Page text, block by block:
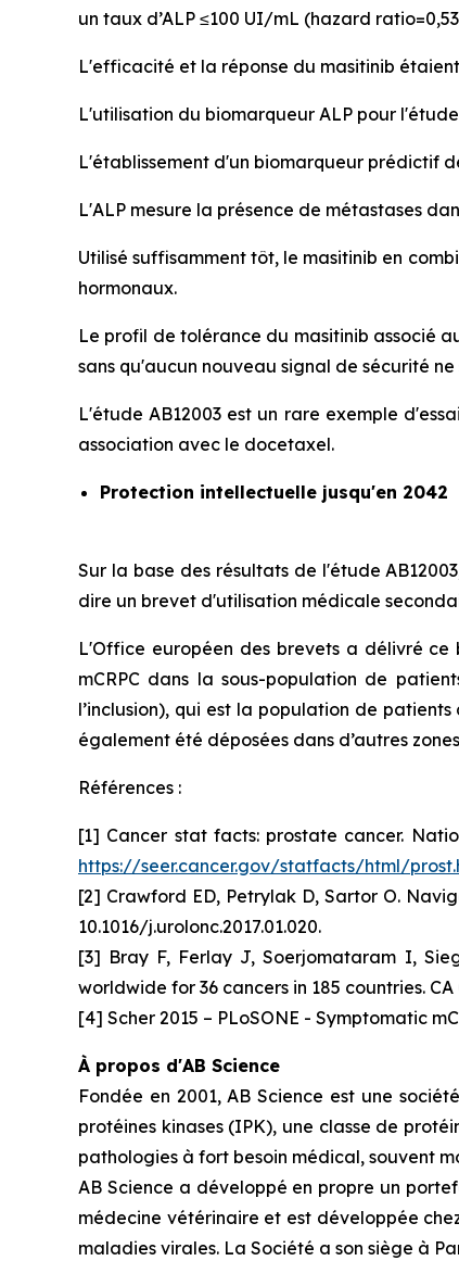
un taux d’ALP ≤100 UI/mL (hazard
L'efficacité et la réponse du masitinib
L'utilisation du biomarqueur ALP pour
L'établissement d'un biomarqueur prédictif
L'ALP mesure la présence de métastases
Utilisé suffisamment tôt, le masitinib en
hormonaux.
Le profil de tolérance du masitinib associé
sans qu'aucun nouveau signal de sécurité ne
L'étude AB12003 est un rare exemple
association avec le docetaxel.
Protection intellectuelle jusqu'en 2042
Sur la base des résultats de l'étude
dire un brevet d'utilisation médicale
L'Office européen des brevets a délivré ce
mCRPC dans la sous-population de
l’inclusion), qui est la population de
également été déposées dans d’autres
Références :
[1] Cancer stat facts: prostate cancer.
https://seer.cancer.gov/statfacts/html/
[2] Crawford ED, Petrylak D, Sartor O.
10.1016/j.urolonc.2017.01.020.
[3] Bray F, Ferlay J, Soerjomataram I,
worldwide for 36 cancers in 185 countries.
[4] Scher 2015 – PLoSONE - Symptomatic
À propos d'AB Science
Fondée en 2001, AB Science est une
protéines kinases (IPK), une classe de
pathologies à fort besoin médical, souvent
AB Science a développé en propre un
médecine vétérinaire et est développée
maladies virales. La Société a son siège à